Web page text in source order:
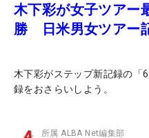
木下彩が女子ツアー
勝 日米男女ツアー
木下彩がステップ新記録の「
録をおさらいしよう。
所属ALBA Net編集部